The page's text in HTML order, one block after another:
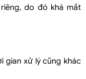
do đó khá mất
gian xử lý cũng khác